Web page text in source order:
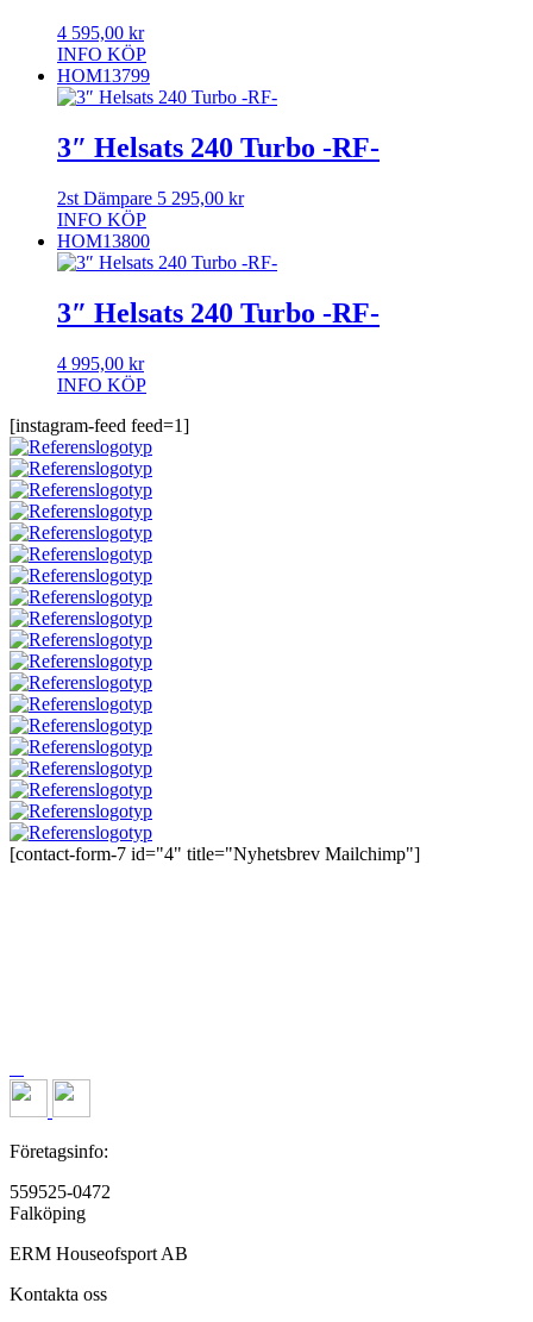
4 595,00 kr
INFO KÖP
HOM13799
3″ Helsats 240 Turbo -RF-
2st Dämpare 5 295,00 kr
INFO KÖP
HOM13800
3″ Helsats 240 Turbo -RF-
4 995,00 kr
INFO KÖP
[instagram-feed feed=1]
[contact-form-7 id="4" title="Nyhetsbrev Mailchimp"]
Företagsinfo:
559525-0472
Falköping
ERM Houseofsport AB
Kontakta oss